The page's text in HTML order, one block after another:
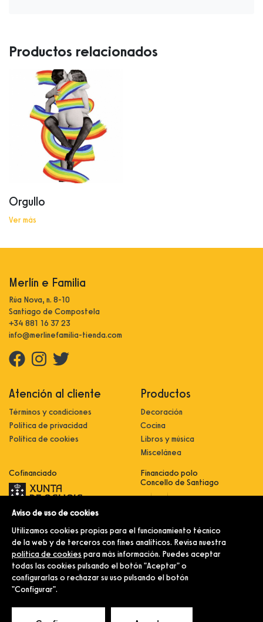
Productos relacionados
Orgullo
Ver más
Merlín e Familia
Rúa Nova, n. 8-10
Santiago de Compostela
+34 881 16 37 23
info@merlinefamilia-tienda.com
Atención al cliente
Términos y condiciones
Política de privacidad
Política de cookies
Productos
Decoración
Cocina
Libros y música
Miscelánea
Cofinanciado
Innovación, dixitalización e
comercialización e expansión do
sector comercial e artesanal
Implantación e pulo da estratexia
dixital e modernización do sector
comercial e artesanal (CO300C
2021)
Financiado polo
Concello de Santiago
© Merlín e Familia.
Aviso de uso de cookies
Utilizamos cookies propias para el funcionamiento técnico
de la web y de terceros con fines analíticos. Revisa nuestra
política de cookies para más información. Puedes aceptar
todas las cookies pulsando el botón "Aceptar" o
configurarlas o rechazar su uso pulsando el botón
"Configurar".